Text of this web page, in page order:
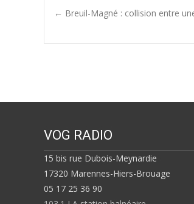
Post
← Breuil-Magné : collision entre
VOG RADIO
15 bis rue Dubois-Meynardie
17320 Marennes-Hiers-Brouage
05 17 25 36 90